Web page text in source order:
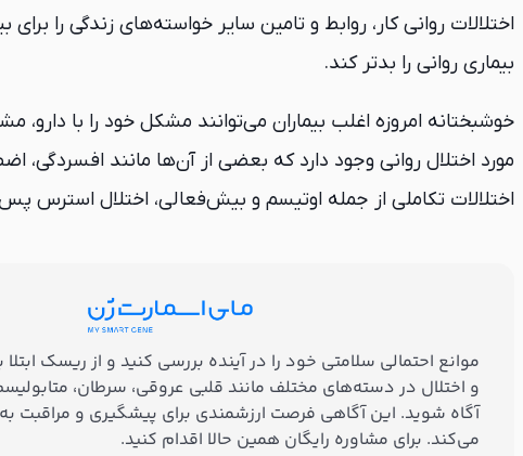
اختلالات روانی کار، روابط و تامین سایر خواسته‌های زندگی را
بیماری روانی را بدتر کند.
مورد اختلال روانی وجود دارد که بعضی از آن‌ها مانند
اختلالات تکاملی از جمله اوتیسم و بیش‌فعالی، اختلال استرس
و اختلال در دسته‌های مختلف مانند قلبی عروقی، سرطان،
آگاه شوید. این آگاهی فرصت ارزشمندی برای پیشگیری و مراقبت
می‌کند. برای مشاوره رایگان همین حالا اقدام کنید.